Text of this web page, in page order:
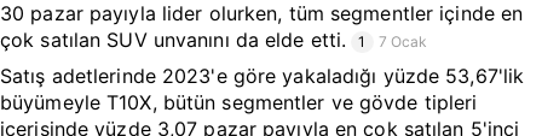
30 pazar payıyla lider olurken, tüm segmentler içinde en
çok satılan SUV unvanını da elde etti.
1 7 Ocak
Satış adetlerinde 2023'e göre yakaladığı yüzde 53,67'lik
büyümeyle T10X, bütün segmentler ve gövde tipleri
içerisinde yüzde 3,07 pazar payıyla en çok satılan 5'inci